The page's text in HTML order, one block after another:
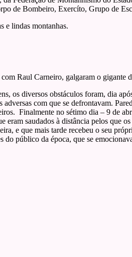
de Bombeiro, Exercíto, Grupo de
e lindas montanhas.
Raul Carneiro, galgaram o gigante
os diversos obstáculos foram, dia
com que se defrontavam.
Finalmente no sétimo dia – 9 de
eram saudados à distância pelos que
e que mais tarde recebeu o seu
público da época, que se